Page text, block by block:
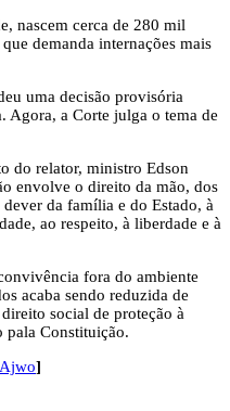
nascem cerca de 280 mil
demanda internações mais
uma decisão provisória
Agora, a Corte julga o tema de
do relator, ministro Edson
envolve o direito da mão, dos
da família e do Estado, à
ao respeito, à liberdade e à
fora do ambiente
acaba sendo reduzida de
social de proteção à
pala Constituição.
]